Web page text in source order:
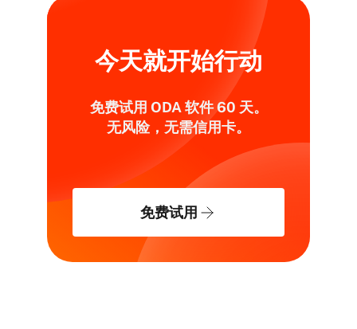
今天就开始行动
免费试用 ODA 软件 60 天。
无风险，无需信用卡。
免费试用